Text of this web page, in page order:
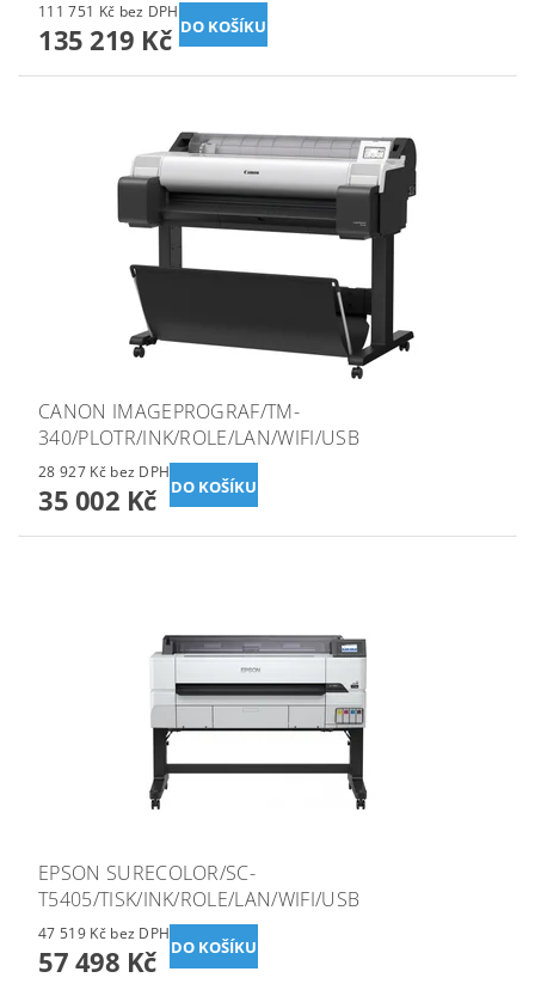
111 751 Kč bez DPH
135 219 Kč
CANON IMAGEPROGRAF/TM-
340/PLOTR/INK/ROLE/LAN/WIFI/USB
28 927 Kč bez DPH
35 002 Kč
EPSON SURECOLOR/SC-
T5405/TISK/INK/ROLE/LAN/WIFI/USB
47 519 Kč bez DPH
57 498 Kč